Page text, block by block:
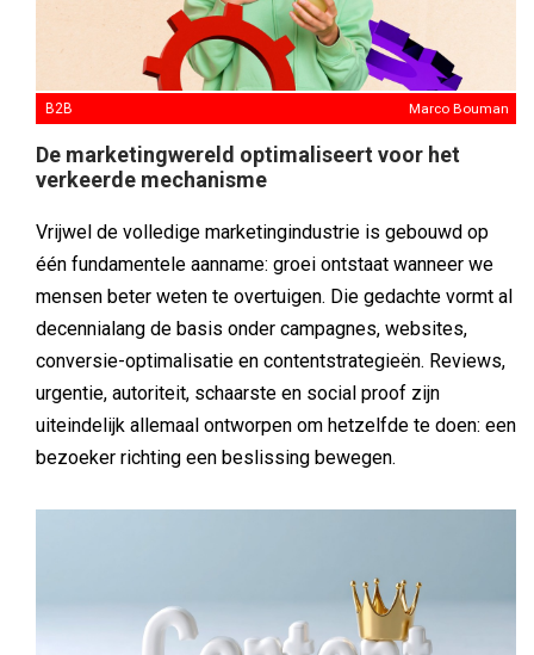
B2B Marco Bouman
De marketingwereld optimaliseert voor het
verkeerde mechanisme
Vrijwel de volledige marketingindustrie is gebouwd op
één fundamentele aanname: groei ontstaat wanneer we
mensen beter weten te overtuigen. Die gedachte vormt al
decennialang de basis onder campagnes, websites,
conversie-optimalisatie en contentstrategieën. Reviews,
urgentie, autoriteit, schaarste en social proof zijn
uiteindelijk allemaal ontworpen om hetzelfde te doen: een
bezoeker richting een beslissing bewegen.